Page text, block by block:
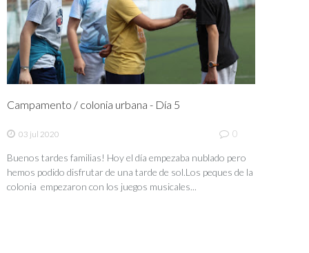
Campamento / colonia urbana - Día 5
03 jul 2020 0
Buenos tardes familias! Hoy el día empezaba nublado pero
hemos podido disfrutar de una tarde de sol.Los peques de la
colonia empezaron con los juegos musicales...